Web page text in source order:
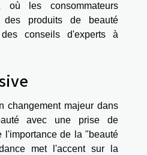
où les consommateurs
produits de beauté
conseils d'experts à
changement majeur dans
avec une prise de
l'importance de la "beauté
met l'accent sur la